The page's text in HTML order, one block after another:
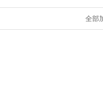
全部